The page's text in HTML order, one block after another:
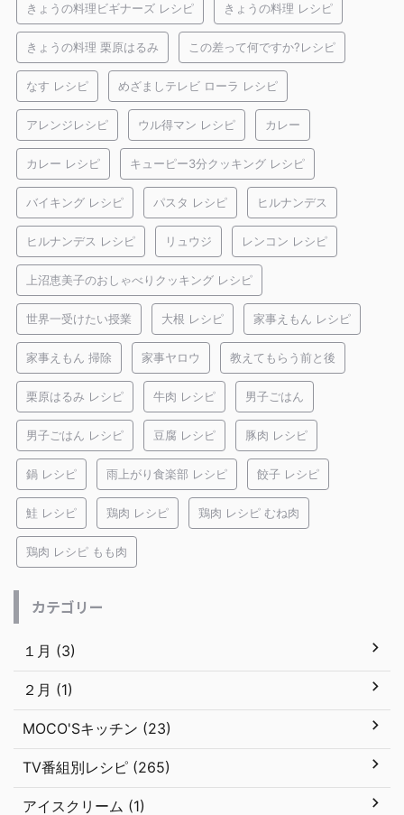
きょうの料理ビギナーズ レシピ きょうの料理 レシピ
きょうの料理 栗原はるみ この差って何ですか?レシピ
なす レシピ めざましテレビ ローラ レシピ
アレンジレシピ ウル得マン レシピ カレー
カレー レシピ キューピー3分クッキング レシピ
バイキング レシピ パスタ レシピ ヒルナンデス
ヒルナンデス レシピ リュウジ レンコン レシピ
上沼恵美子のおしゃべりクッキング レシピ
世界一受けたい授業 大根 レシピ 家事えもん レシピ
家事えもん 掃除 家事ヤロウ 教えてもらう前と後
栗原はるみ レシピ 牛肉 レシピ 男子ごはん
男子ごはん レシピ 豆腐 レシピ 豚肉 レシピ
鍋 レシピ 雨上がり食楽部 レシピ 餃子 レシピ
鮭 レシピ 鶏肉 レシピ 鶏肉 レシピ むね肉
鶏肉 レシピ もも肉
カテゴリー
１月 (3)
２月 (1)
MOCO'Sキッチン (23)
TV番組別レシピ (265)
アイスクリーム (1)